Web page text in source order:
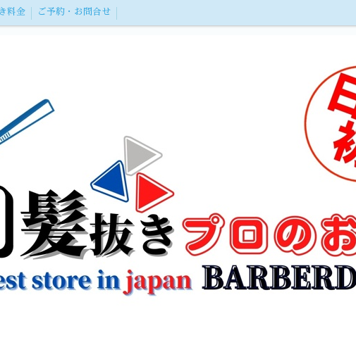
料金 ご予約・お問合せ